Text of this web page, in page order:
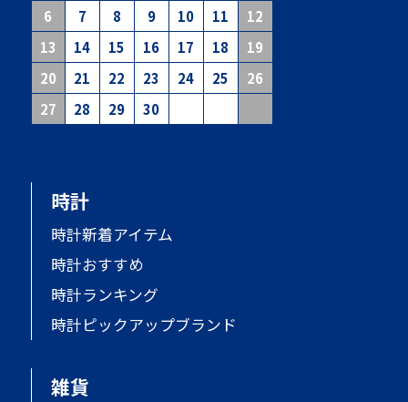
6
7 8 9 10 11
12
13
14 15 16 17 18
19
20
21 22 23 24 25
26
27
28 29 30
時計
時計新着アイテム
時計おすすめ
時計ランキング
時計ピックアップブランド
雑貨